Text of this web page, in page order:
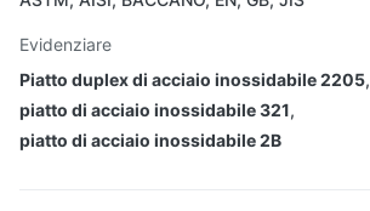
Evidenziare
Piatto duplex di acciaio inossidabile 2205,
piatto di acciaio inossidabile 321,
piatto di acciaio inossidabile 2B